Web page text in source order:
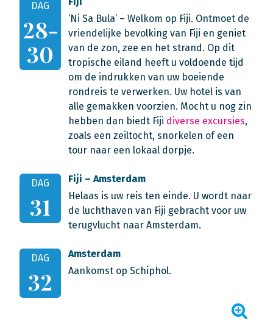
DAG
28-
30
‘Ni Sa Bula’ – Welkom op Fiji. Ontmoet de
vriendelijke bevolking van Fiji en geniet
van de zon, zee en het strand. Op dit
tropische eiland heeft u voldoende tijd
om de indrukken van uw boeiende
rondreis te verwerken. Uw hotel is van
alle gemakken voorzien. Mocht u nog zin
hebben dan biedt Fiji diverse excursies,
zoals een zeiltocht, snorkelen of een
tour naar een lokaal dorpje.
DAG
31
Fiji – Amsterdam
Helaas is uw reis ten einde. U wordt naar
de luchthaven van Fiji gebracht voor uw
terugvlucht naar Amsterdam.
DAG
32
Amsterdam
Aankomst op Schiphol.